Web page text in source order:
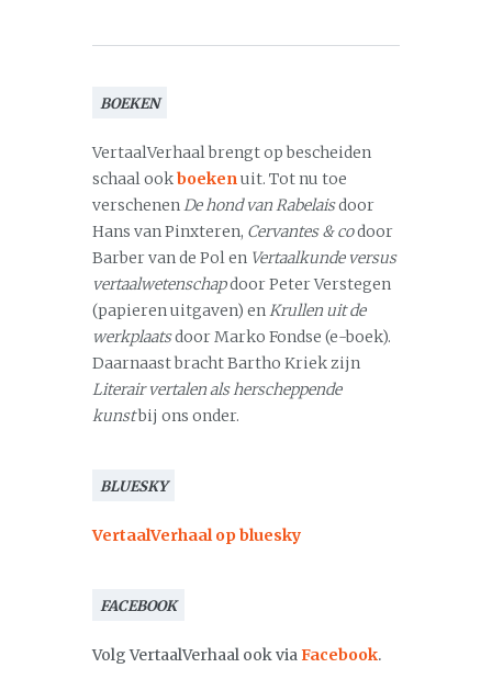
BOEKEN
VertaalVerhaal brengt op bescheiden
schaal ookboekenuit. Tot nu toe
verschenenDe hond van Rabelaisdoor
Hans van Pinxteren, Cervantes & codoor
Barber van de Pol en Vertaalkunde versus
vertaalwetenschapdoor Peter Verstegen
(papieren uitgaven) enKrullen uit de
werkplaatsdoor Marko Fondse (e-boek).
Daarnaast bracht Bartho Kriek zijn
Literair vertalen als herscheppende
kunstbij ons onder.
BLUESKY
VertaalVerhaal op bluesky
FACEBOOK
Volg VertaalVerhaal ook viaFacebook.